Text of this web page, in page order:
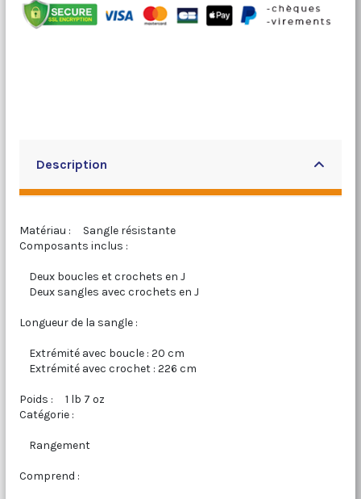
Description
Matériau : Sangle résistante
Composants inclus :
Deux boucles et crochets en J
Deux sangles avec crochets en J
Longueur de la sangle :
Extrémité avec boucle : 20 cm
Extrémité avec crochet : 226 cm
Poids : 1 lb 7 oz
Catégorie :
Rangement
Comprend :